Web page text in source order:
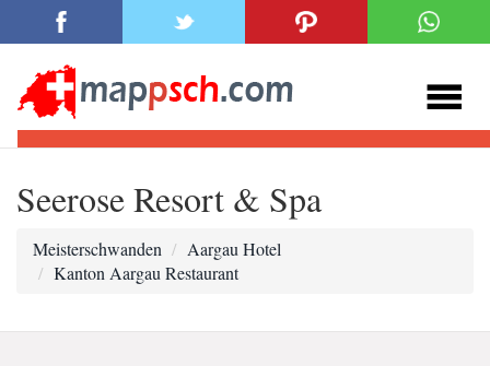
Seerose Resort & Spa
Meisterschwanden
Aargau Hotel
Kanton Aargau Restaurant